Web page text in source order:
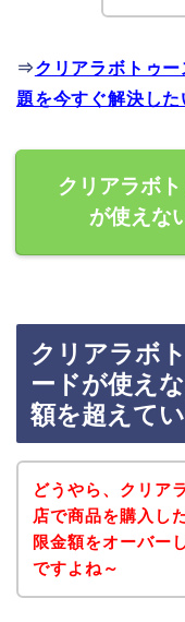
⇒クリアラボトゥ
題を今すぐ解決した
クリアラボ
が使えな
クリアラボ
ードが使え
額を超えてい
どうやら、クリア
店で商品を購入し
限金額をオーバー
ですよね～